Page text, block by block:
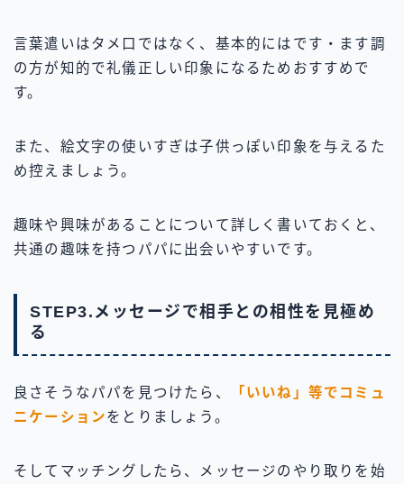
言葉遣いはタメ口ではなく、基本的にはです・ます調
の方が知的で礼儀正しい印象になるためおすすめで
す。
また、絵文字の使いすぎは子供っぽい印象を与えるた
め控えましょう。
趣味や興味があることについて詳しく書いておくと、
共通の趣味を持つパパに出会いやすいです。
STEP3.メッセージで相手との相性を見極め
る
良さそうなパパを見つけたら、
「いいね」等でコミュ
ニケーションをとりましょう。
そしてマッチングしたら、メッセージのやり取りを始